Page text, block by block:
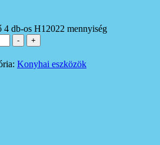
4 db-os H12022 mennyiség
-
+
Konyhai eszközök